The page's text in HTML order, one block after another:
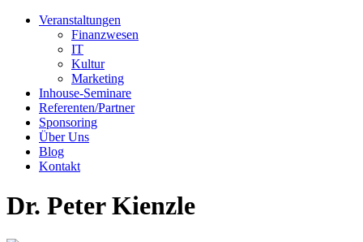
Veranstaltungen
Finanzwesen
IT
Kultur
Marketing
Inhouse-Seminare
Referenten/Partner
Sponsoring
Über Uns
Blog
Kontakt
Dr. Peter Kienzle